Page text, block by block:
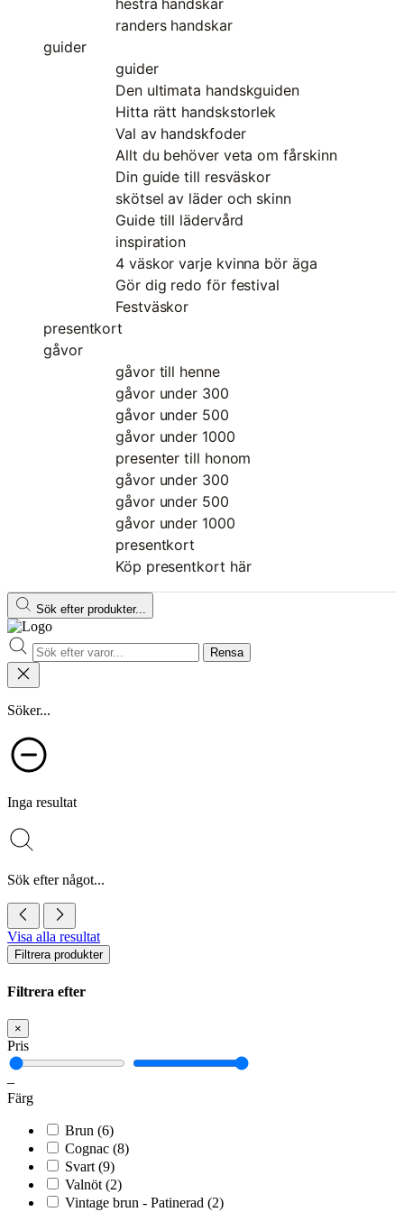
hestra handskar
randers handskar
guider
guider
Den ultimata handskguiden
Hitta rätt handskstorlek
Val av handskfoder
Allt du behöver veta om fårskinn
Din guide till resväskor
skötsel av läder och skinn
Guide till lädervård
inspiration
4 väskor varje kvinna bör äga
Gör dig redo för festival
Festväskor
presentkort
gåvor
gåvor till henne
gåvor under 300
gåvor under 500
gåvor under 1000
presenter till honom
gåvor under 300
gåvor under 500
gåvor under 1000
presentkort
Köp presentkort här
Sök efter produkter...
Rensa
Söker...
Inga resultat
Sök efter något...
Visa alla resultat
Filtrera produkter
Filtrera efter
×
Pris
–
Färg
Brun (6)
Cognac (8)
Svart (9)
Valnöt (2)
Vintage brun - Patinerad (2)